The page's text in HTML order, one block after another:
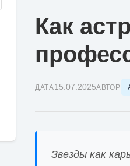
Как
ДАТА15.07.2025АВТОР
Звезды как